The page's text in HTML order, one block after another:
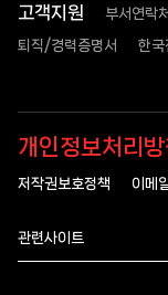
고객지원 부서연락처
퇴직/경력증명서 한국
개인정보처리방
저작권보호정책 이메
관련사이트